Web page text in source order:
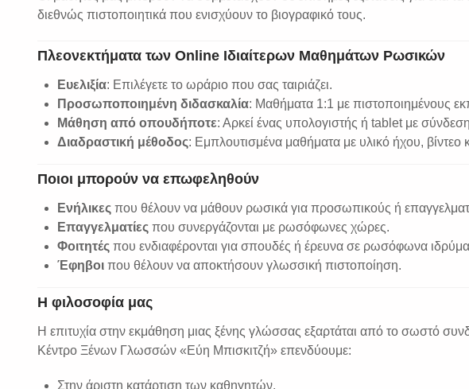
διεθνώς πιστοποιητικά που ενισχύουν το βιογραφικό τους.
Πλεονεκτήματα των Online Ιδιαίτερων Μαθημάτων Ρωσικών
Ευελιξία: Επιλέγετε το ωράριο που σας ταιριάζει.
Προσωποποιημένη διδασκαλία: Μαθήματα 1:1 με πιστοποιημένους
Μάθηση από οπουδήποτε: Αρκεί ένας υπολογιστής ή tablet με
Διαδραστική μέθοδος: Εμπλουτισμένα μαθήματα με υλικό ήχου, βίντεο
Ποιοι μπορούν να επωφεληθούν
Ενήλικες που θέλουν να μάθουν ρωσικά για προσωπικούς ή
Επαγγελματίες που συνεργάζονται με ρωσόφωνες χώρες.
Φοιτητές που ενδιαφέρονται για σπουδές ή έρευνα σε ρωσόφωνα
Έφηβοι που θέλουν να αποκτήσουν γλωσσική πιστοποίηση.
Η φιλοσοφία μας
Η επιτυχία στην εκμάθηση μιας ξένης γλώσσας εξαρτάται από το σωστό
Κέντρο Ξένων Γλωσσών «Εύη Μπισκιτζή» επενδύουμε:
Στην άριστη κατάρτιση των καθηγητών.